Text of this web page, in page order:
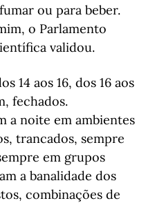
ou para beber.
o Parlamento
validou.
14 aos 16, dos 16 aos
fechados.
a noite em ambientes
trancados, sempre
em grupos
a banalidade dos
combinações de